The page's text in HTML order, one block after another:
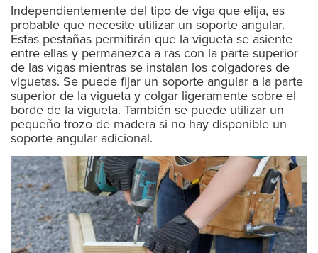
Independientemente del tipo de viga que elija, es
probable que necesite utilizar un soporte angular.
Estas pestañas permitirán que la vigueta se asiente
entre ellas y permanezca a ras con la parte superior
de las vigas mientras se instalan los colgadores de
viguetas. Se puede fijar un soporte angular a la parte
superior de la vigueta y colgar ligeramente sobre el
borde de la vigueta. También se puede utilizar un
pequeño trozo de madera si no hay disponible un
soporte angular adicional.